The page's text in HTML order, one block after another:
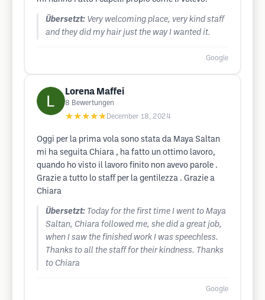
Übersetzt: Very welcoming place, very kind staff
and they did my hair just the way I wanted it.
Google
Lorena Maffei
8 Bewertungen
★★★★★ December 18, 2024
Oggi per la prima vola sono stata da Maya Saltan
mi ha seguita Chiara , ha fatto un ottimo lavoro,
quando ho visto il lavoro finito non avevo parole .
Grazie a tutto lo staff per la gentilezza . Grazie a
Chiara
Übersetzt: Today for the first time I went to Maya
Saltan, Chiara followed me, she did a great job,
when I saw the finished work I was speechless.
Thanks to all the staff for their kindness. Thanks
to Chiara
Google